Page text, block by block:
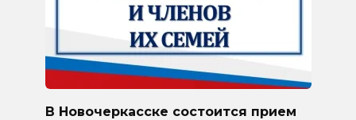
В Новочеркасске состоится прием